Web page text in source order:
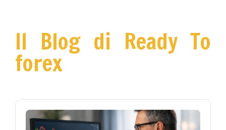
Il Blog di Ready To
forex